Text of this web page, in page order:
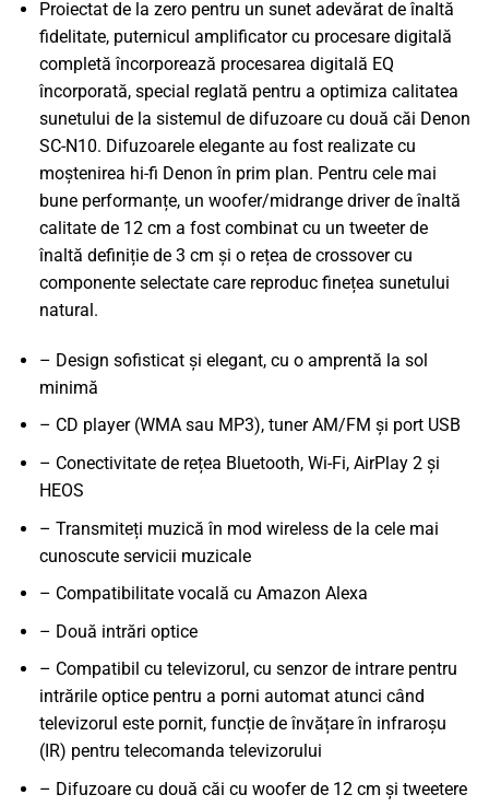
Proiectat de la zero pentru un sunet adevărat de înaltă
fidelitate, puternicul amplificator cu procesare digitală
completă încorporează procesarea digitală EQ
încorporată, special reglată pentru a optimiza calitatea
sunetului de la sistemul de difuzoare cu două căi Denon
SC-N10. Difuzoarele elegante au fost realizate cu
moștenirea hi-fi Denon în prim plan. Pentru cele mai
bune performanțe, un woofer/midrange driver de înaltă
calitate de 12 cm a fost combinat cu un tweeter de
înaltă definiție de 3 cm și o rețea de crossover cu
componente selectate care reproduc finețea sunetului
natural.
– Design sofisticat și elegant, cu o amprentă la sol
minimă
– CD player (WMA sau MP3), tuner AM/FM și port USB
– Conectivitate de rețea Bluetooth, Wi-Fi, AirPlay 2 și
HEOS
– Transmiteți muzică în mod wireless de la cele mai
cunoscute servicii muzicale
– Compatibilitate vocală cu Amazon Alexa
– Două intrări optice
– Compatibil cu televizorul, cu senzor de intrare pentru
intrările optice pentru a porni automat atunci când
televizorul este pornit, funcție de învățare în infraroșu
(IR) pentru telecomanda televizorului
– Difuzoare cu două căi cu woofer de 12 cm și tweetere